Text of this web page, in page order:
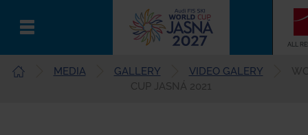
ALL
MEDIA GALLERY VIDEO GALERY
CUP JASNÁ 2021